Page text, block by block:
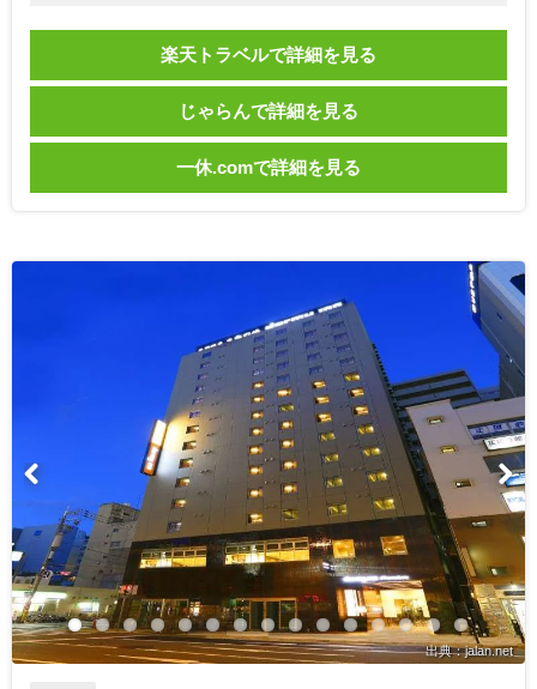
楽天トラベルで詳細を見る
じゃらんで詳細を見る
一休.comで詳細を見る
出典：jalan.net